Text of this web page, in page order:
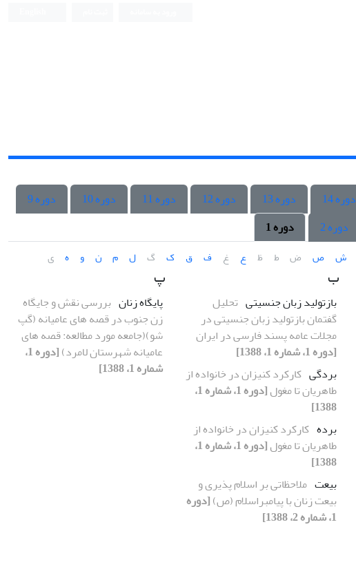
دوره 14 دوره 13 دوره 12 دوره 11 دوره 10
دوره 9
دوره 2 دوره 1
ش ص ض ط ظ ع غ ف ق ک گ ل م ن و ه ی
ب
بازتولید زبان جنسیتی تحلیل
گفتمان بازتولید زبان جنسیتی در
مجلات عامه پسند فارسی در ایران
[دوره 1، شماره 1، 1388]
بردگی کارکرد کنیزان در خانواده از
طاهریان تا مغول
[دوره 1، شماره 1،
1388]
برده کارکرد کنیزان در خانواده از
طاهریان تا مغول
[دوره 1، شماره 1،
1388]
بیعت ملاحظاتی بر اسلام پذیری و
بیعت زنان با پیامبراسلام (ص)[دوره
1، شماره 2، 1388]
پ
پایگاه زنان بررسی نقش و جایگاه
زن جنوب در قصه های عامیانه (گپ
شو)(جامعه مورد مطالعه: قصه های
عامیانه شهرستان لامرد)
[دوره 1،
شماره 1، 1388]